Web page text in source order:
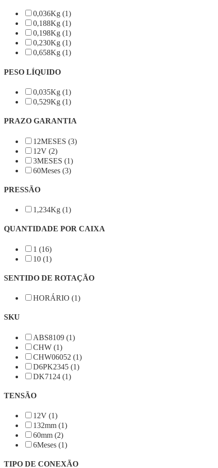
0,036Kg (1)
0,188Kg (1)
0,198Kg (1)
0,230Kg (1)
0,658Kg (1)
PESO LÍQUIDO
0,035Kg (1)
0,529Kg (1)
PRAZO GARANTIA
12MESES (3)
12V (2)
3MESES (1)
60Meses (3)
PRESSÃO
1,234Kg (1)
QUANTIDADE POR CAIXA
1 (16)
10 (1)
SENTIDO DE ROTAÇÃO
HORÁRIO (1)
SKU
ABS8109 (1)
CHW (1)
CHW06052 (1)
D6PK2345 (1)
DK7124 (1)
TENSÃO
12V (1)
132mm (1)
60mm (2)
6Meses (1)
TIPO DE CONEXÃO